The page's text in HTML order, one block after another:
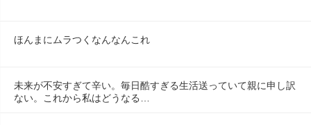
ほんまにムラつくなんなんこれ
未来が不安すぎて辛い。毎日酷すぎる生活送っていて親に申し訳
ない。これから私はどうなる…